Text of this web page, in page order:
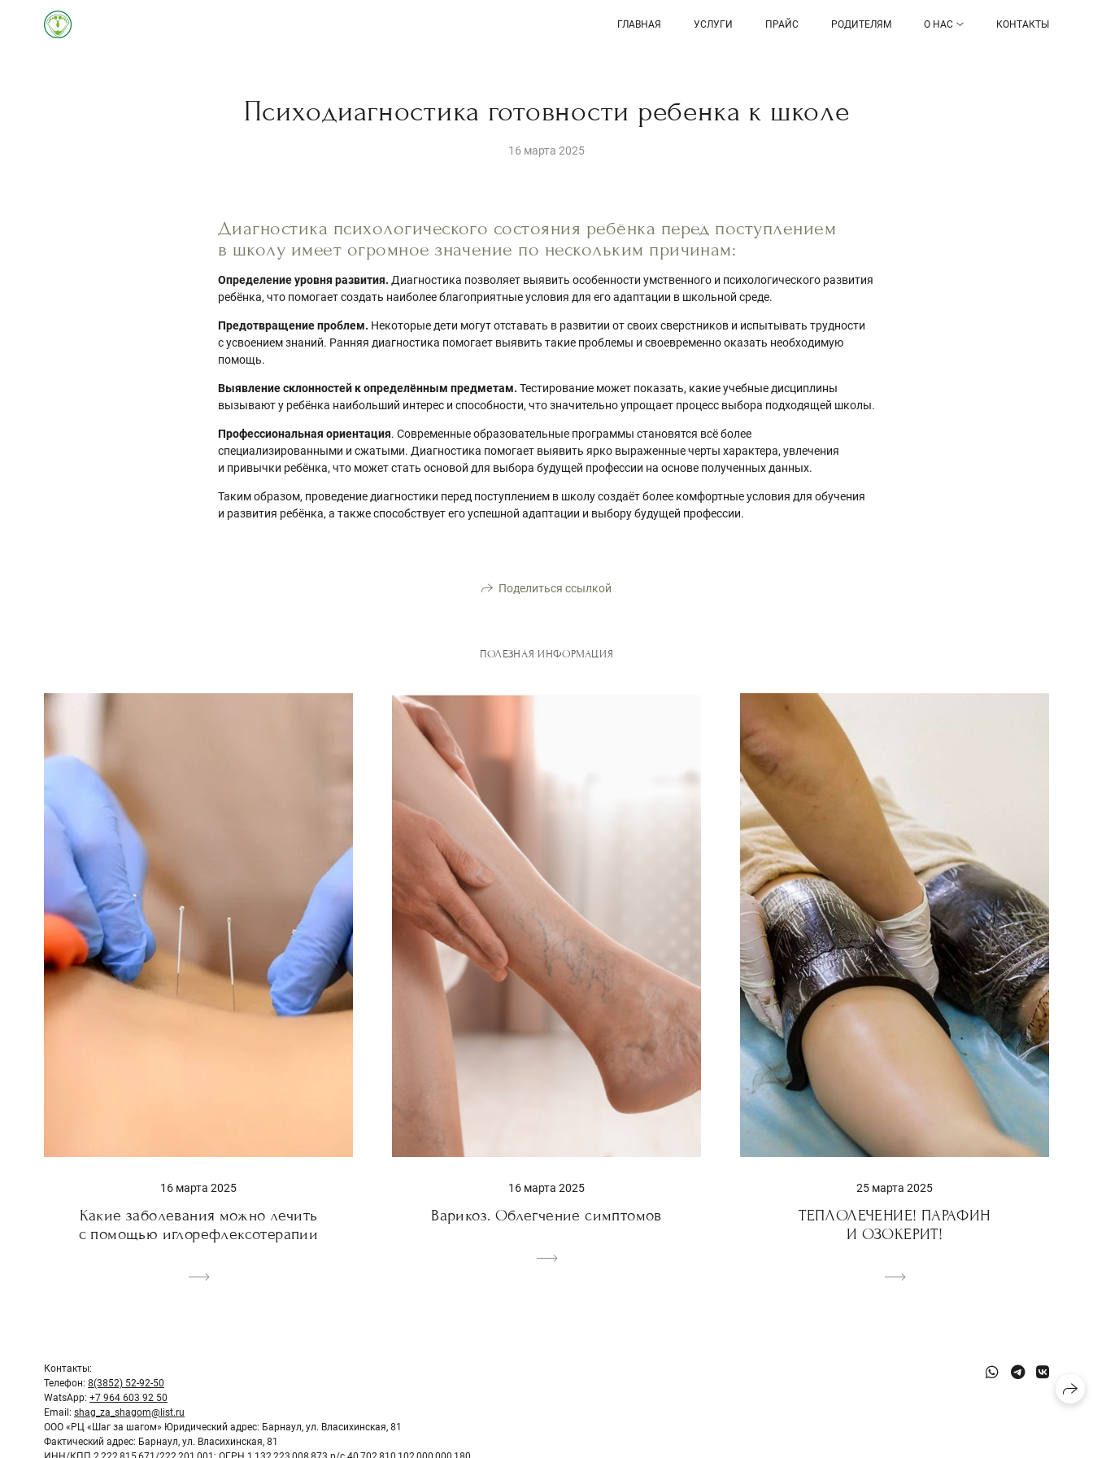
ГЛАВНАЯ УСЛУГИ ПРАЙС РОДИТЕЛЯМ О НАС КОНТАКТЫ
Психодиагностика готовности ребенка к школе
16 марта 2025
Диагностика психологического состояния ребёнка перед поступлением
в школу имеет огромное значение по нескольким причинам:
Определение уровня развития. Диагностика позволяет выявить особенности умственного и психологического развития
ребёнка, что помогает создать наиболее благоприятные условия для его адаптации в школьной среде.
Предотвращение проблем. Некоторые дети могут отставать в развитии от своих сверстников и испытывать трудности
с усвоением знаний. Ранняя диагностика помогает выявить такие проблемы и своевременно оказать необходимую
помощь.
Выявление склонностей к определённым предметам. Тестирование может показать, какие учебные дисциплины
вызывают у ребёнка наибольший интерес и способности, что значительно упрощает процесс выбора подходящей школы.
Профессиональная ориентация. Современные образовательные программы становятся всё более
специализированными и сжатыми. Диагностика помогает выявить ярко выраженные черты характера, увлечения
и привычки ребёнка, что может стать основой для выбора будущей профессии на основе полученных данных.
Таким образом, проведение диагностики перед поступлением в школу создаёт более комфортные условия для обучения
и развития ребёнка, а также способствует его успешной адаптации и выбору будущей профессии.
Поделиться ссылкой
ПОЛЕЗНАЯ ИНФОРМАЦИЯ
16 марта 2025
Какие заболевания можно лечить
с помощью иглорефлексотерапии
16 марта 2025
Варикоз. Облегчение симптомов
25 марта 2025
ТЕПЛОЛЕЧЕНИЕ! ПАРАФИН
И ОЗОКЕРИТ!
Контакты:
Телефон: 8(3852) 52-92-50
WatsApp: +7 964 603 92 50
Email: shag_za_shagom@list.ru
ООО «РЦ «Шаг за шагом» Юридический адрес: Барнаул, ул. Власихинская, 81
Фактический адрес: Барнаул, ул. Власихинская, 81